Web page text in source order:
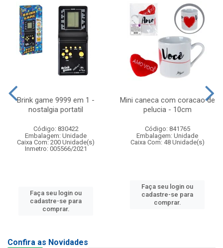
Brink game 9999 em 1 -
nostalgia portatil
Código: 830422
Embalagem: Unidade
Caixa Com: 200 Unidade(s)
Inmetro: 005566/2021
Faça seu login ou
cadastre-se para
comprar.
Mini caneca com coracao de
pelucia - 10cm
Código: 841765
Embalagem: Unidade
Caixa Com: 48 Unidade(s)
Faça seu login ou
cadastre-se para
comprar.
Confira as Novidades